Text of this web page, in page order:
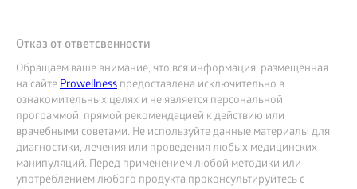
Отказ от ответсвенности
Обращаем ваше внимание, что вся информация, размещённая
на сайтеProwellness предоставлена исключительно в
ознакомительных целях и не является персональной
программой, прямой рекомендацией к действию или
врачебными советами. Не используйте данные материалы для
диагностики, лечения или проведения любых медицинских
манипуляций. Перед применением любой методики или
употреблением любого продукта проконсультируйтесь с